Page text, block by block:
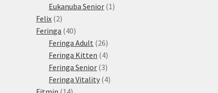
produkty
Eukanuba Senior 1 1
Felix 22
produkty
Feringa 4040
produktů
Feringa Adult 2626
produktů
Feringa Kitten 44
produkty
Feringa Senior 33
produkty
Feringa Vitality 44
14